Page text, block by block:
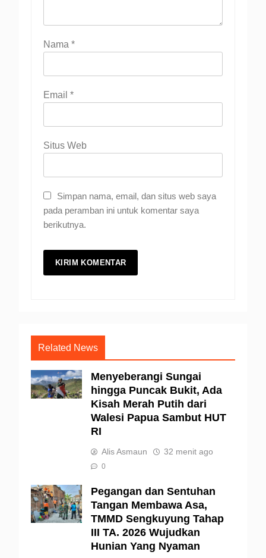
Nama *
Email *
Situs Web
Simpan nama, email, dan situs web saya
pada peramban ini untuk komentar saya
berikutnya.
Related News
Menyeberangi Sungai
hingga Puncak Bukit, Ada
Kisah Merah Putih dari
Walesi Papua Sambut HUT
RI
Alis Asmaun 32 menit ago
0
Pegangan dan Sentuhan
Tangan Membawa Asa,
TMMD Sengkuyung Tahap
III TA. 2026 Wujudkan
Hunian Yang Nyaman